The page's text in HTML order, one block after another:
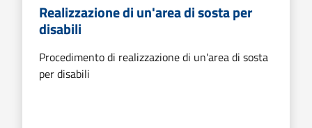
Realizzazione di un'area di sosta per
disabili
Procedimento di realizzazione di un'area di sosta
per disabili